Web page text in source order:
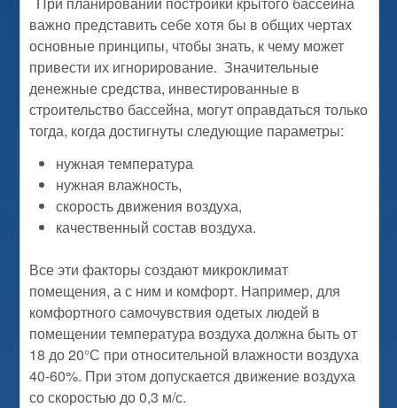
важно представить себе хотя бы в общих чертах
основные принципы, чтобы знать, к чему может
привести их игнорирование. Значительные
денежные средства, инвестированные в
строительство бассейна, могут оправдаться только
тогда, когда достигнуты следующие параметры:
нужная температура
нужная влажность,
скорость движения воздуха,
качественный состав воздуха.
Все эти факторы создают микроклимат
помещения, а с ним и комфорт. Например, для
комфортного самочувствия одетых людей в
помещении температура воздуха должна быть от
18 до 20°С при относительной влажности воздуха
40-60%. При этом допускается движение воздуха
со скоростью до 0,3 м/с.